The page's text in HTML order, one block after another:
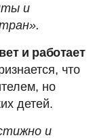
и
и работает
что
но
детей.
и